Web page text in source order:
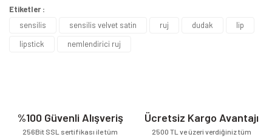
Etiketler :
sensilis
sensilis velvet satin ruj dudak
lip
lipstick
nemlendirici ruj
%100 Güvenli Alışveriş
256Bit SSL sertifikası ile tüm
Ücretsiz Kargo Avantajı
2500 TL ve üzeri verdiğiniz tüm